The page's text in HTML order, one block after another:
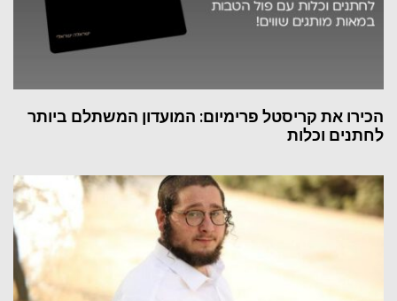
הכירו את קריסטל פרימיום: המועדון המשתלם ביותר
לחתנים וכלות